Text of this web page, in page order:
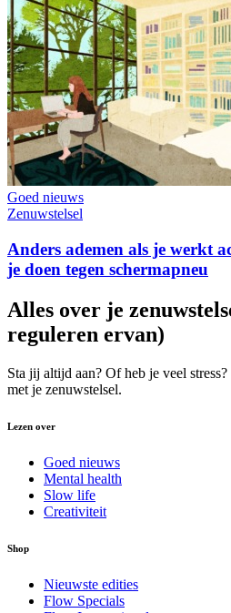
Goed nieuws
Zenuwstelsel
Anders ademen als je werkt
je doen tegen schermapneu
Alles over je
reguleren ervan)
Sta jij altijd aan? Of heb je veel
met je zenuwstelsel.
Lezen over
Goed nieuws
Mental health
Slow life
Creativiteit
Shop
Nieuwste edities
Flow Specials